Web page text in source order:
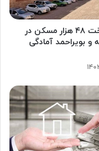
برای ساخت ۴۸ هزار مسکن در
و بویراحمد آمادگی
۲۶